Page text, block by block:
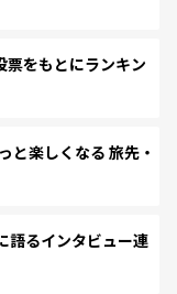
をもとにランキン
楽しくなる 旅先・
語るインタビュー連